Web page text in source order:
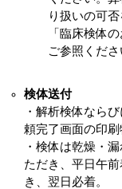
り扱いの可
「臨床検体
ご参照くださ
検体送付
・解析検体なら
頼完了画面の印刷
・検体は乾燥・
ただき、平日午
き、翌日必着。